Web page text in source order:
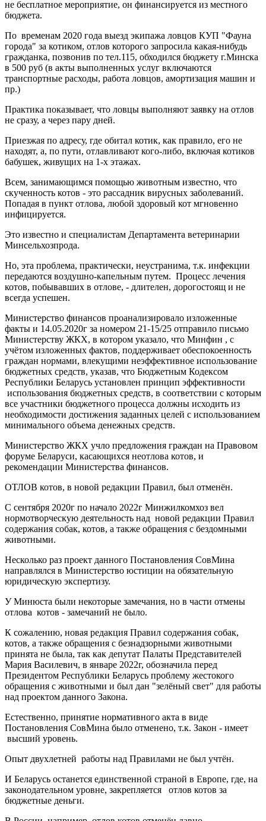
не бесплатное мероприятие, он финансируется из местного
бюджета.
По временам 2020 года выезд экипажа ловцов КУП "Фауна
города" за котиком, отлов которого запросила какая-нибудь
гражданка, позвонив по тел.115, обходился бюджету г.Минска
в 500 руб (в акты выполненных услуг включаются
транспортные расходы, работа ловцов, амортизация машин и
пр.)
Практика показывает, что ловцы выполняют заявку на отлов
не сразу, а через пару дней.
Приезжая по адресу, где обитал котик, как правило, его не
находят, а, по пути, отлавливают кого-либо, включая котиков
бабушек, живущих на 1-х этажах.
Всем, занимающимся помощью животным известно, что
скученность котов - это рассадник вирусных заболеваний.
Попадая в пункт отлова, любой здоровый кот мгновенно
инфицируется.
Это известно и специалистам Департамента ветеринарии
Минсельхозпрода.
Но, эта проблема, практически, неустранима, т.к. инфекции
передаются воздушно-капельным путем. Процесс лечения
котов, побывавших в отлове, - длителен, дорогостоящ и не
всегда успешен.
Министерство финансов проанализировало изложенные
факты и 14.05.2020г за номером 21-15/25 отправило письмо
Министерству ЖКХ, в котором указало, что Минфин , с
учётом изложенных фактов, поддерживает обеспокоенность
граждан нормами, влекущими неэффективное использование
бюджетных средств, указав, что Бюджетным Кодексом
Республики Беларусь установлен принцип эффективности
использования бюджетных средств, в соответствии с которым
все участники бюджетного процесса должны исходить из
необходимости достижения заданных целей с использованием
минимального объема денежных средств.
Министерство ЖКХ учло предложения граждан на Правовом
форуме Беларуси, касающихся неотлова котов, и
рекомендации Министерства финансов.
ОТЛОВ котов, в новой редакции Правил, был отменён.
С сентября 2020г по начало 2022г Минжилкомхоз вел
нормотворческую деятельность над новой редакции Правил
содержания собак, котов, а также обращения с бездомными
животными.
Несколько раз проект данного Постановления СовМина
направлялся в Министерство юстиции на обязательную
юридическую экспертизу.
У Минюста были некоторые замечания, но в части отмены
отлова котов - замечаний не было.
К сожалению, новая редакция Правил содержания собак,
котов, а также обращения с безнадзорными животными
принята не была, так как депутат Палаты Представителей
Мария Василевич, в январе 2022г, обозначила перед
Президентом Республики Беларусь проблему жестокого
обращения с животными и был дан "зелёный свет" для работы
над проектом данного Закона.
Естественно, принятие нормативного акта в виде
Постановления СовМина было отменено, т.к. Закон - имеет
высший уровень.
Опыт двухлетней работы над Правилами не был учтён.
И Беларусь останется единственной страной в Европе, где, на
законодательном уровне, закрепляется отлов котов за
бюджетные деньги.